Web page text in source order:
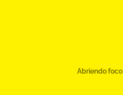
Abriendo foco